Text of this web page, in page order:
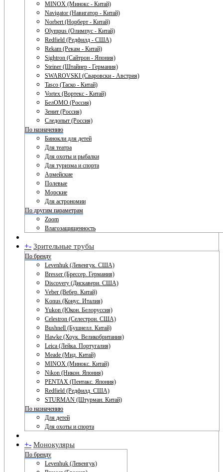
MINOX (Минокс - Китай)
Navigator (Навигатор - Китай)
Norbert (Норберт - Китай)
Olympus (Олимпус - Китай)
Redfield (Редфилд - США)
Rekam (Рекам - Китай)
Sightron (Сайтрон - Япония)
Steiner (Штайнер - Германия)
SWAROVSKI (Сваровски - Австрия)
Tasco (Таско - Китай)
Vortex (Вортекс - Китай)
БелОМО (Россия)
Зенит (Россия)
Следопыт (Россия)
По назначению
Бинокли для детей
Для театра
Для охоты и рыбалки
Для туризма и спорта
Армейские
Полевые
Морские
Для астрономии
По другим параметрам
Zoom
Влагозащищенность
+- Зрительные трубы
По бренду
Levenhuk (Левенгук. США)
Bresser (Брессер. Германия)
Discovery (Дискавери. США)
Veber (Вебер. Китай)
Konus (Конус. Италия)
Yukon (Юкон. Белоруссия)
Celestron (Селестрон. США)
Bushnell (Бушнелл. Китай)
Hawke (Хоук. Великобритания)
Leica (Лейка. Португалия)
Meade (Мид. Китай)
MINOX (Минокс. Китай)
Nikon (Никон. Япония)
PENTAX (Пентакс. Япония)
Redfield (Редфилд. США)
STURMAN (Штурман. Китай)
По назначению
Для детей
Для охоты и спорта
+- Монокуляры
По бренду
Levenhuk (Левенгук)